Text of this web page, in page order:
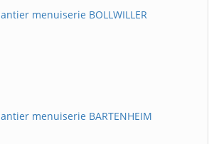
menuiserie BOLLWILLER
menuiserie BARTENHEIM